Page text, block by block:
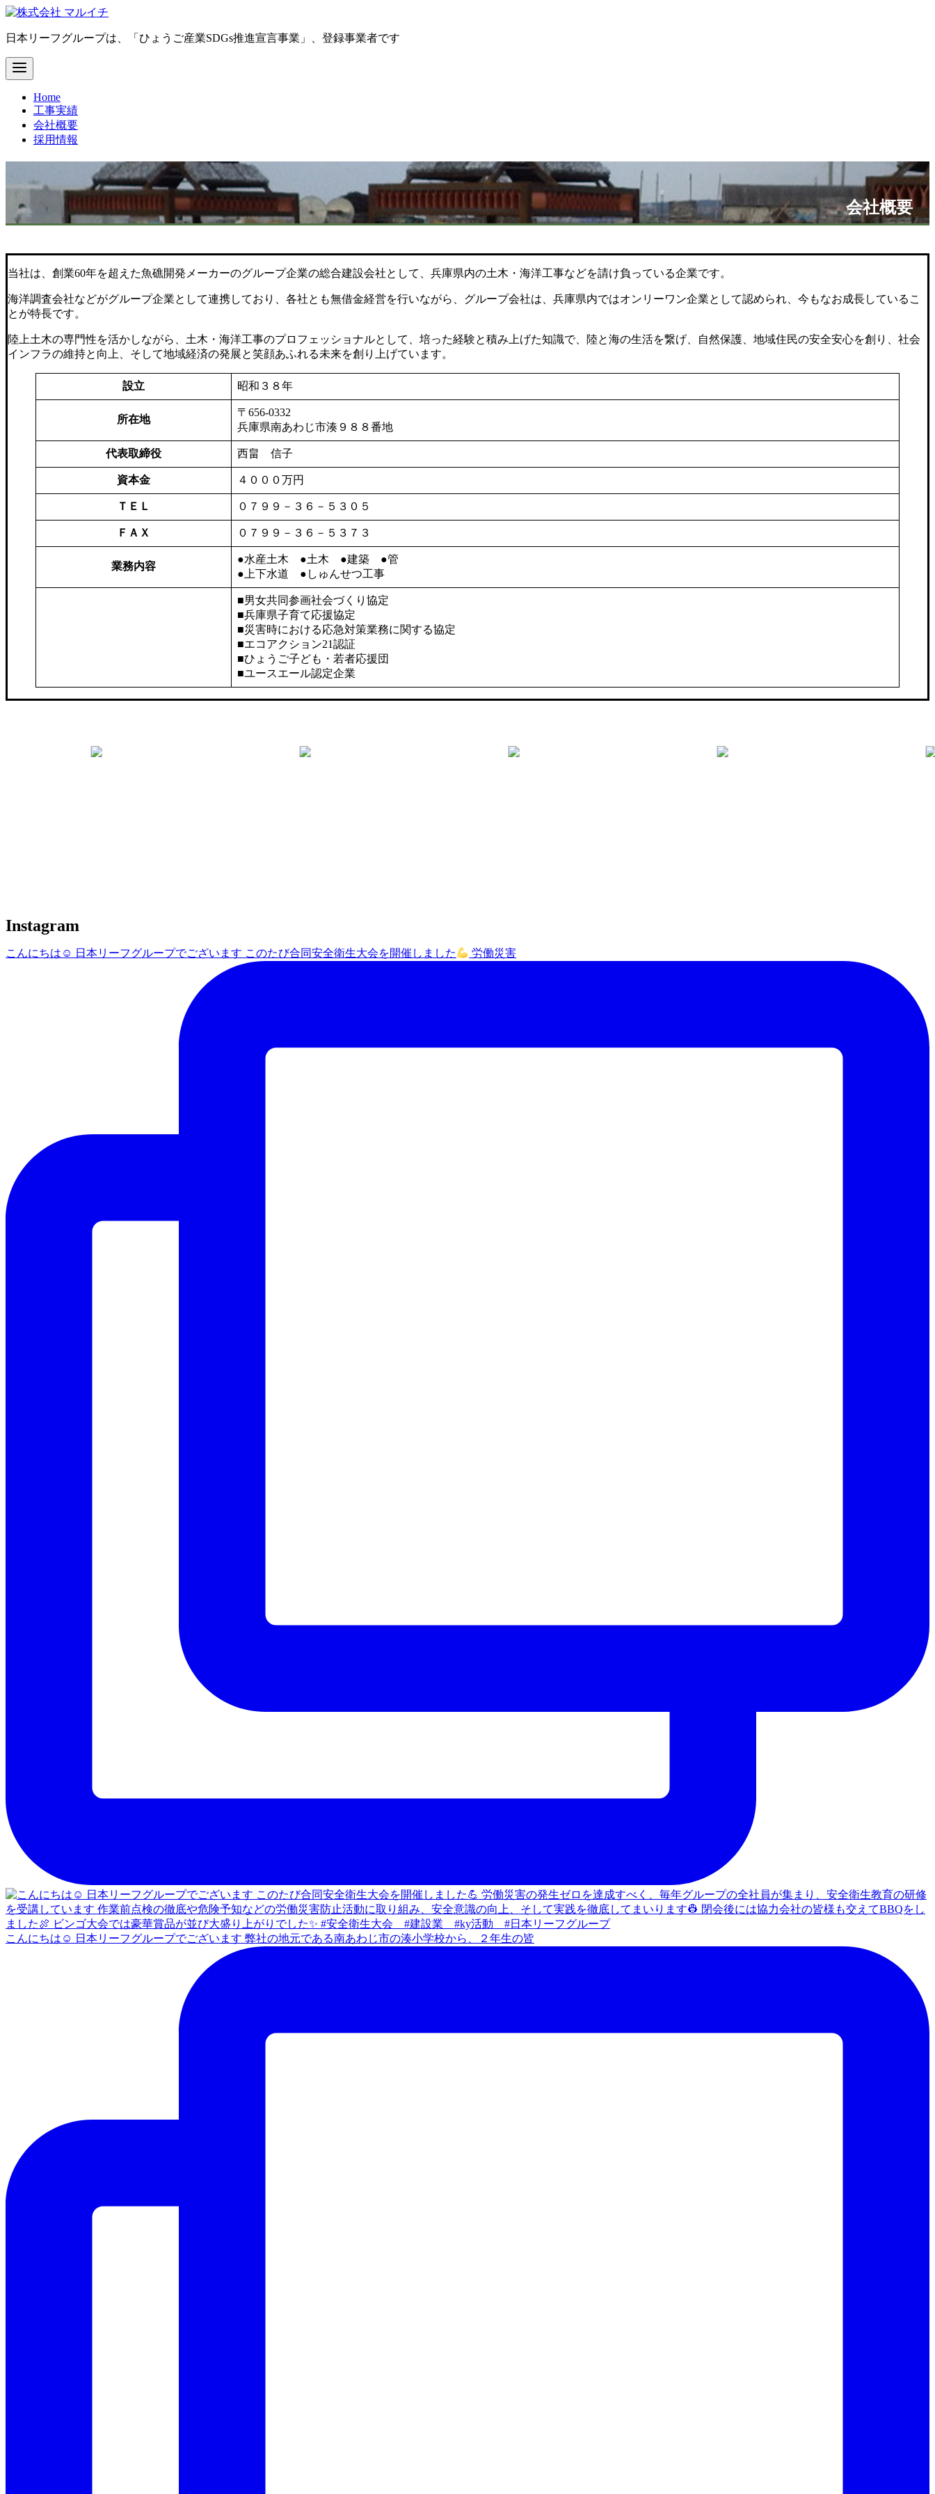
コ
テ
ン
ツ
日本リーフグループは、「ひょうご産業SDGs推進宣言事業」、登録事業者です
Home
工事実績
会社概要
採用情報
会社概要
当社は、創業60年を超えた魚礁開発メーカーのグループ企業の総合建設会社として、兵庫県内の土木・海洋工事などを請け負っている企業です。
海洋調査会社などがグループ企業として連携しており、各社とも無借金経営を行いながら、グループ会社は、兵庫県内ではオンリーワン企業として認められ、今もなお成長しているこ
とが特長です。
陸上土木の専門性を活かしながら、土木・海洋工事のプロフェッショナルとして、培った経験と積み上げた知識で、陸と海の生活を繋げ、自然保護、地域住民の安全安心を創り、社会
インフラの維持と向上、そして地域経済の発展と笑顔あふれる未来を創り上げています。
設立 昭和３８年
所在地
〒656-0332
兵庫県南あわじ市湊９８８番地
代表取締役 西畠 信子
資本金 ４０００万円
ＴＥＬ ０７９９－３６－５３０５
ＦＡＸ ０７９９－３６－５３７３
業務内容
●水産土木 ●土木 ●建築 ●管
●上下水道 ●しゅんせつ工事
■男女共同参画社会づくり協定
■兵庫県子育て応援協定
■災害時における応急対策業務に関する協定
■エコアクション21認証
■ひょうご子ども・若者応援団
■ユースエール認定企業
Instagram
こんにちは☺ 日本リーフグループでございます このたび合同安全衛生大会を開催しました 労働災害
こんにちは☺ 日本リーフグループでございます 弊社の地元である南あわじ市の湊小学校から、２年生の皆